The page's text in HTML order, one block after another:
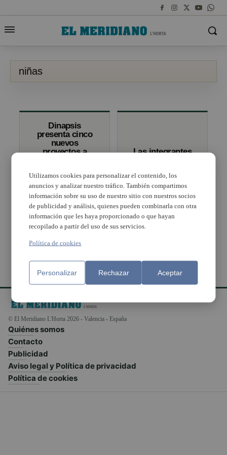
niñas
Dinapsis
presenta cinco
nuevos
proyectos a
fomentar
vocaciones
científicas y
tecnológicas en
las niñas
Las integrantes
ponencia en
Paterna
© El Meridiano L'Horta 2026 - Valencia - España
Quiénes somos
Contacto
Publicidad
Aviso legal y Política de privacidad
Política de cookies
Utilizamos cookies para personalizar el contenido, los
anuncios y analizar nuestro tráfico. También compartimos
información sobre su uso de nuestro sitio con nuestros socios
de publicidad y análisis, quienes pueden combinarla con otra
información que les haya proporcionado o que hayan
recopilado a partir del uso de sus servicios.
Política de cookies
Personalizar Rechazar Aceptar